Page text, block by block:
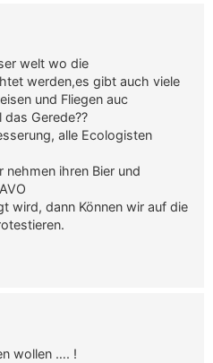
welt wo die
werden,es gibt auch viele
und Fliegen auc
Gerede??
alle Ecologisten
nehmen ihren Bier und
wird, dann Können wir auf die
wollen …. !